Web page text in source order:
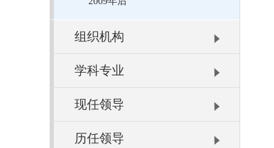
组织机构
学科专业
现任领导
历任领导